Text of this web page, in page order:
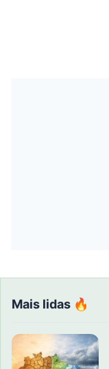
Mais lidas 🔥